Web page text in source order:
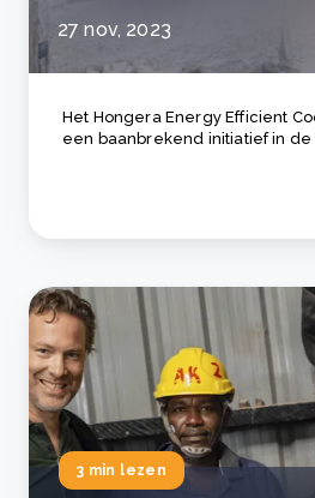
27 nov, 2023
Het Hongera Energy Efficient
een baanbrekend initiatief in de
3 min lezen